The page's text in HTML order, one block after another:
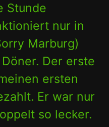
Stunde
nur in
Marburg)
Der erste
ersten
Er war nur
so lecker.